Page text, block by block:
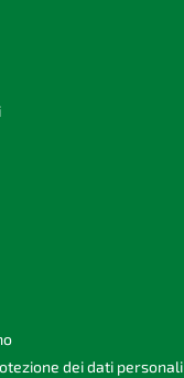
dei dati personali